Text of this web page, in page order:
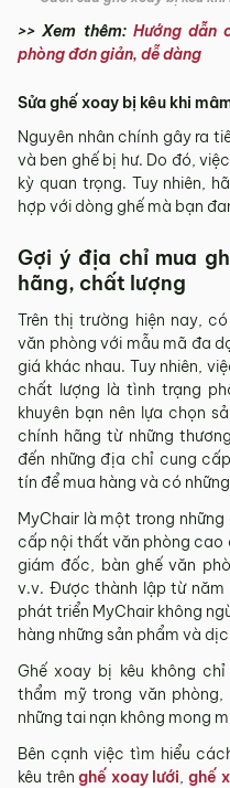
>> Xem thêm: Hướng dẫn
phòng đơn giản, dễ dàng
Sửa ghế xoay bị kêu khi
Nguyên nhân chính gây ra
và ben ghế bị hư. Do đó,
kỳ quan trọng. Tuy nhiên,
hợp với dòng ghế mà bạn
Gợi ý địa chỉ mua
hãng, chất lượng
Trên thị trường hiện nay,
văn phòng với mẫu mã đa
giá khác nhau. Tuy nhiên,
chất lượng là tình trạng
khuyên bạn nên lựa chọn
chính hãng từ những
đến những địa chỉ cung
tín để mua hàng và có
MyChair là một trong
cấp nội thất văn phòng cao
giám đốc, bàn ghế văn
v.v. Được thành lập từ năm
phát triển MyChair không
hàng những sản phẩm và
Ghế xoay bị kêu không
thẩm mỹ trong văn
những tai nạn không mong
Bên cạnh việc tìm hiểu
kêu trênghế xoay lưới,ghế